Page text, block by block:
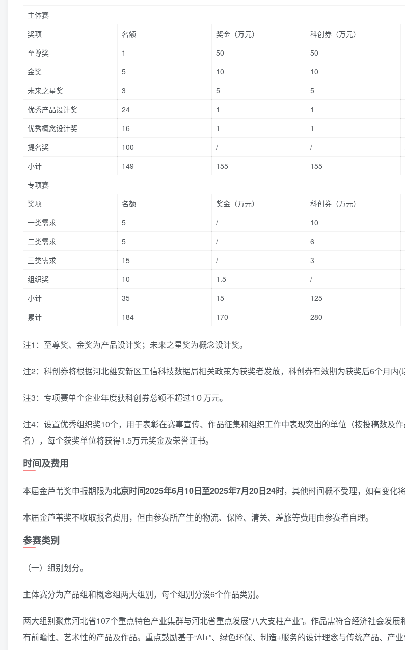
主体赛
奖项
名额 奖金（万元） 科创券（万元）
至尊奖
1 50 50
金奖
5 10 10
未来之星奖
3 5 5
优秀产品设计奖
24 1 1
优秀概念设计奖
16 1 1
提名奖
100 / /
小计
149 155 155
专项赛
奖项
名额 奖金（万元） 科创券（万元）
一类需求
5 / 10
二类需求
5 / 6
三类需求
15 / 3
组织奖
10 1.5 /
小计
35 15 125
累计
184 170 280
注1：至尊奖、金奖为产品设计奖；未来之星奖为概念设计奖。
注2：科创券将根据河北雄安新区工信科技数据局相关政策为获奖者发放，科创券有效期为获奖后6个月内(
注3：专项赛单个企业年度获科创券总额不超过1０万元。
注4：设置优秀组织奖10个，用于表彰在赛事宣传、作品征集和组织工作中表现突出的单位（按投稿数及
名），每个获奖单位将获得1.5万元奖金及荣誉证书。
时间及费用
本届金芦苇奖申报期限为北京时间2025年6月10日至2025年7月20日24时，其他时间概不受理，如有变化
本届金芦苇奖不收取报名费用，但由参赛所产生的物流、保险、清关、差旅等费用由参赛者自理。
参赛类别
（一）组别划分。
主体赛分为产品组和概念组两大组别，每个组别分设6个作品类别。
两大组别聚焦河北省107个重点特色产业集群与河北省重点发展“八大支柱产业”。作品需符合经济社会发
有前瞻性、艺术性的产品及作品。重点鼓励基于“AI+”、绿色环保、制造+服务的设计理念与传统产品、产业